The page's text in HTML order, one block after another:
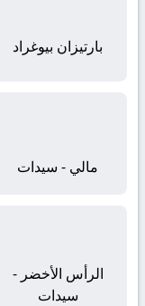
بارتيزان بيوغراد
مالي - سيدات
الرأس الأخضر -
سيدات